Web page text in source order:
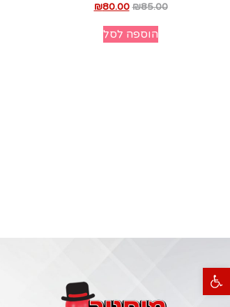
פתח סרגל נגישות
₪85.00
₪80.00
הוספה לסל